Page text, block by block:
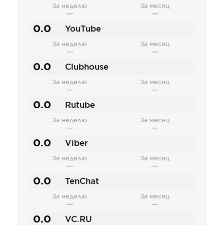
За неделю
—
За месяц
—
0.0 YouTube
За неделю
—
За месяц
—
0.0 Clubhouse
За неделю
—
За месяц
—
0.0 Rutube
За неделю
—
За месяц
—
0.0 Viber
За неделю
—
За месяц
—
0.0 TenChat
За неделю
—
За месяц
—
0.0 VC.RU